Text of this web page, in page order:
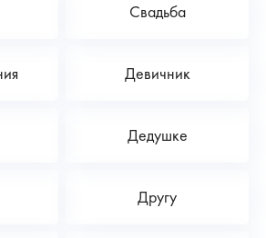
Свадьба
Девичник
Дедушке
Другу